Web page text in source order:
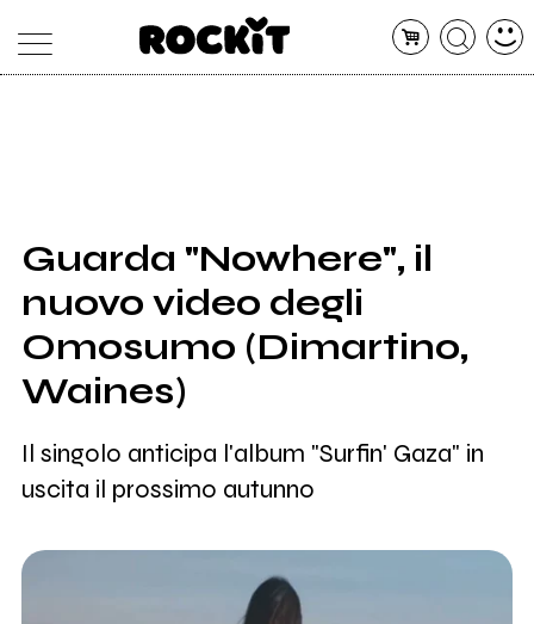
SHOP
RADIO
Guarda "Nowhere", il
nuovo video degli
Omosumo (Dimartino,
Waines)
Il singolo anticipa l'album "Surfin' Gaza" in
uscita il prossimo autunno